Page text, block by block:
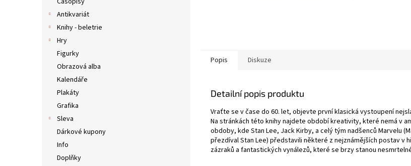
Antikvariát
Knihy - beletrie
Hry
Figurky
Obrazová alba
Kalendáře
Plakáty
Grafika
Sleva
Dárkové kupony
Info
Doplňky
Popis Diskuze
Detailní popis produktu
Vraťte se v čase do 60. let, objevte první klasická vystoupení
Na stránkách této knihy najdete období kreativity, které nemá v
obdoby, kde Stan Lee, Jack Kirby, a celý tým nadšenců Marvelu
přezdíval Stan Lee) představili některé z nejznámějších postav v
zázraků a fantastických vynálezů, které se brzy stanou